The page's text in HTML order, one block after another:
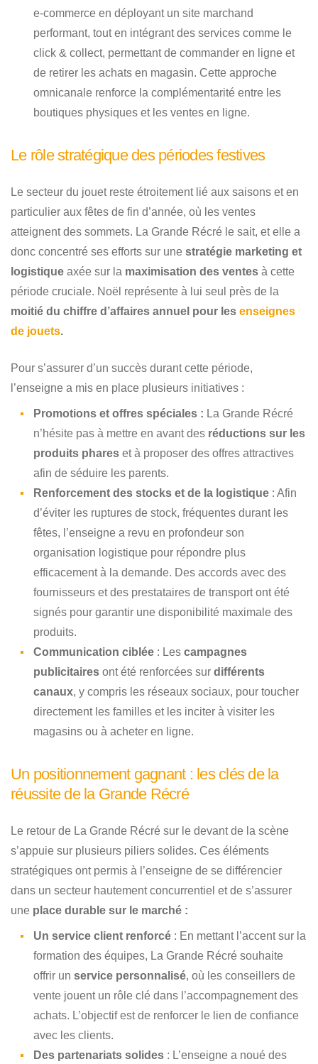
e-commerce en déployant un site marchand
performant, tout en intégrant des services comme le
click & collect, permettant de commander en ligne et
de retirer les achats en magasin. Cette approche
omnicanale renforce la complémentarité entre les
boutiques physiques et les ventes en ligne.
Le rôle stratégique des périodes festives
Le secteur du jouet reste étroitement lié aux saisons et en
particulier aux fêtes de fin d’année, où les ventes
atteignent des sommets. La Grande Récré le sait, et elle a
donc concentré ses efforts sur une stratégie marketing et
logistique axée sur la maximisation des ventes à cette
période cruciale. Noël représente à lui seul près de la
moitié du chiffre d’affaires annuel pour les enseignes
de jouets.
Pour s’assurer d’un succès durant cette période,
l’enseigne a mis en place plusieurs initiatives :
Promotions et offres spéciales : La Grande Récré
n’hésite pas à mettre en avant des réductions sur les
produits phares et à proposer des offres attractives
afin de séduire les parents.
Renforcement des stocks et de la logistique : Afin
d’éviter les ruptures de stock, fréquentes durant les
fêtes, l’enseigne a revu en profondeur son
organisation logistique pour répondre plus
efficacement à la demande. Des accords avec des
fournisseurs et des prestataires de transport ont été
signés pour garantir une disponibilité maximale des
produits.
Communication ciblée : Les campagnes
publicitaires ont été renforcées sur différents
canaux, y compris les réseaux sociaux, pour toucher
directement les familles et les inciter à visiter les
magasins ou à acheter en ligne.
Un positionnement gagnant : les clés de la
réussite de la Grande Récré
Le retour de La Grande Récré sur le devant de la scène
s’appuie sur plusieurs piliers solides. Ces éléments
stratégiques ont permis à l’enseigne de se différencier
dans un secteur hautement concurrentiel et de s’assurer
une place durable sur le marché :
Un service client renforcé : En mettant l’accent sur la
formation des équipes, La Grande Récré souhaite
offrir un service personnalisé, où les conseillers de
vente jouent un rôle clé dans l’accompagnement des
achats. L’objectif est de renforcer le lien de confiance
avec les clients.
Des partenariats solides : L’enseigne a noué des